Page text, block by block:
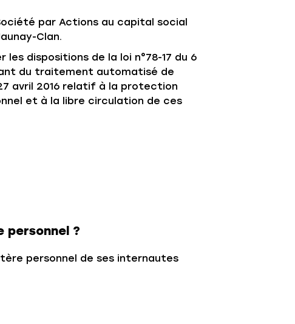
par Actions au capital social
Clan.
dispositions de la loi n°78-17 du 6
du traitement automatisé de
avril 2016 relatif à la protection
et à la libre circulation de ces
personnel ?
personnel de ses internautes